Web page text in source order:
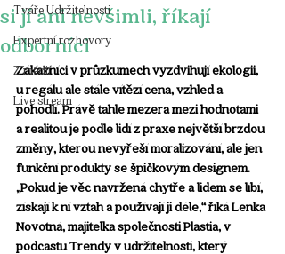
Tváře Udržitelnosti
Expertní rozhovory
Z médií
Live stream
si jí ani nevšimli, říkají
odborníci
Zákazníci v průzkumech vyzdvihují ekologii,
u regálu ale stále vítězí cena, vzhled a
pohodlí. Právě tahle mezera mezi hodnotami
a realitou je podle lidí z praxenejvětší brzdou
změny, kterou nevyřeší moralizování, ale jen
funkční produkty se špičkovým designem.
„Pokud je věc navržená chytře a lidem se líbí,
získají k ní vztah a používají ji déle,“ říká Lenka
Novotná, majitelka společnosti Plastia, v
podcastu Trendy v udržitelnosti, který